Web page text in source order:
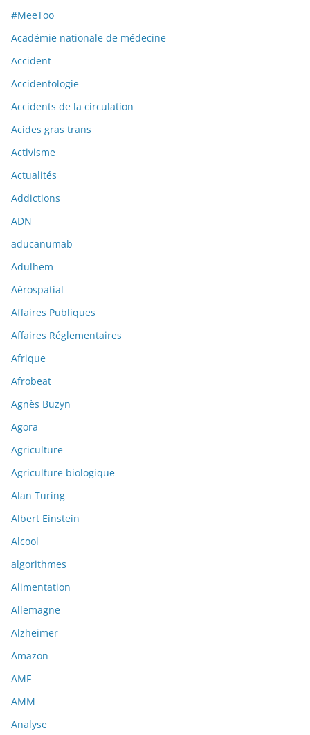
#MeeToo
Académie nationale de médecine
Accident
Accidentologie
Accidents de la circulation
Acides gras trans
Activisme
Actualités
Addictions
ADN
aducanumab
Adulhem
Aérospatial
Affaires Publiques
Affaires Réglementaires
Afrique
Afrobeat
Agnès Buzyn
Agora
Agriculture
Agriculture biologique
Alan Turing
Albert Einstein
Alcool
algorithmes
Alimentation
Allemagne
Alzheimer
Amazon
AMF
AMM
Analyse